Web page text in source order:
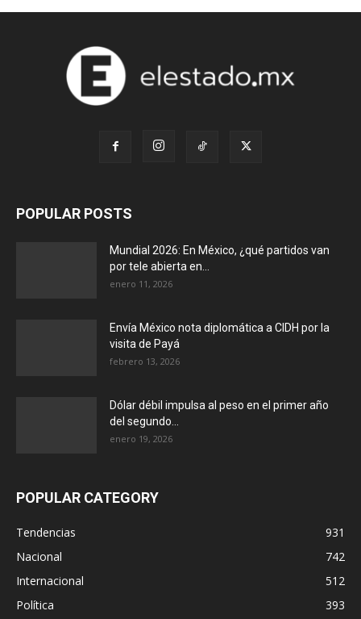
POPULAR POSTS
Mundial 2026: En México, ¿qué partidos van
por tele abierta en...
enero 11, 2026
Envía México nota diplomática a CIDH por la
visita de Payá
febrero 13, 2026
Dólar débil impulsa al peso en el primer año
del segundo...
enero 19, 2026
POPULAR CATEGORY
Tendencias
931
Nacional
742
Internacional
512
Política
393